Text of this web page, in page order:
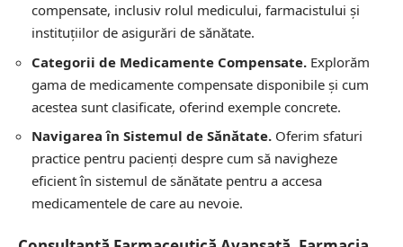
compensate, inclusiv rolul medicului, farmacistului și
instituțiilor de asigurări de sănătate.
Categorii de Medicamente Compensate. Explorăm
gama de medicamente compensate disponibile și cum
acestea sunt clasificate, oferind exemple concrete.
Navigarea în Sistemul de Sănătate. Oferim sfaturi
practice pentru pacienți despre cum să navigheze
eficient în sistemul de sănătate pentru a accesa
medicamentele de care au nevoie.